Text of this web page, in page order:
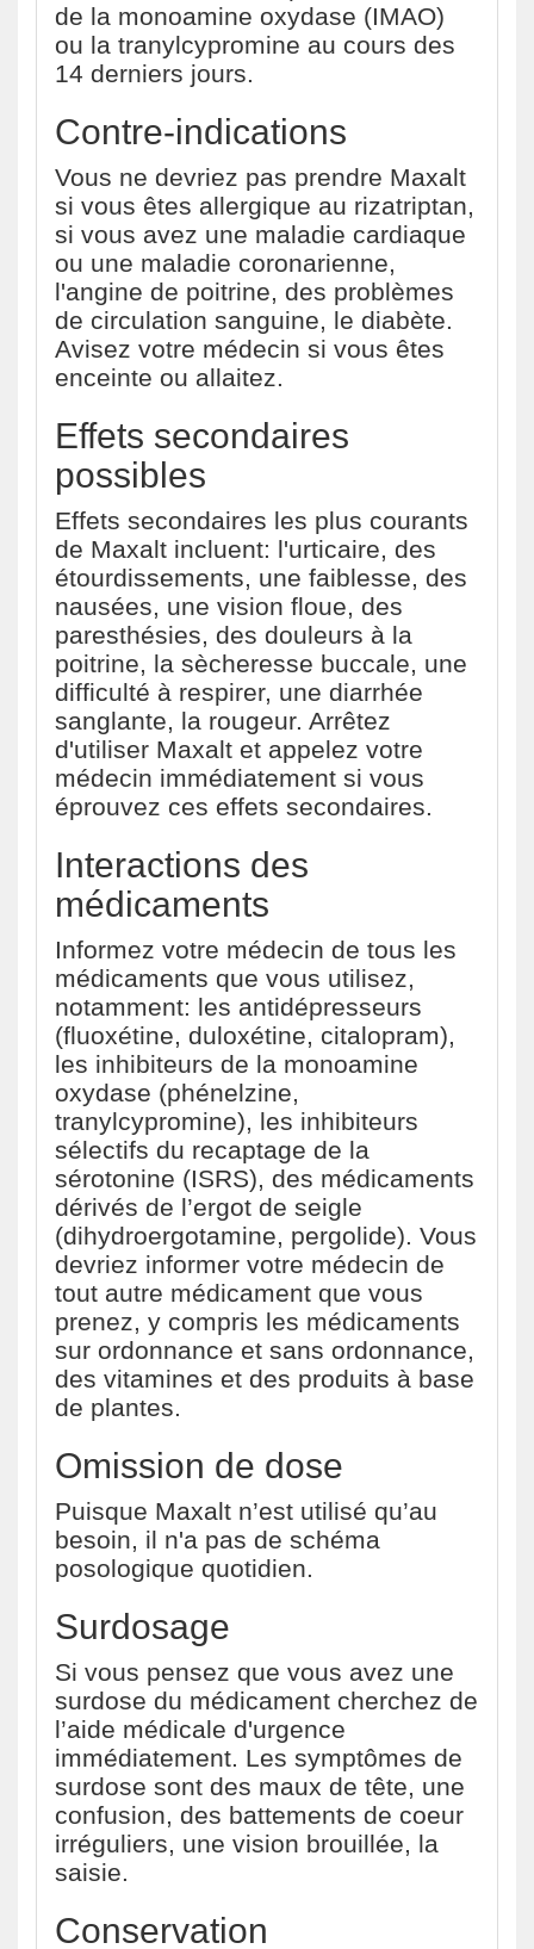
de la monoamine oxydase (IMAO)
ou la tranylcypromine au cours des
14 derniers jours.
Contre-indications
Vous ne devriez pas prendre Maxalt
si vous êtes allergique au rizatriptan,
si vous avez une maladie cardiaque
ou une maladie coronarienne,
l'angine de poitrine, des problèmes
de circulation sanguine, le diabète.
Avisez votre médecin si vous êtes
enceinte ou allaitez.
Effets secondaires
possibles
Effets secondaires les plus courants
de Maxalt incluent: l'urticaire, des
étourdissements, une faiblesse, des
nausées, une vision floue, des
paresthésies, des douleurs à la
poitrine, la sècheresse buccale, une
difficulté à respirer, une diarrhée
sanglante, la rougeur. Arrêtez
d'utiliser Maxalt et appelez votre
médecin immédiatement si vous
éprouvez ces effets secondaires.
Interactions des
médicaments
Informez votre médecin de tous les
médicaments que vous utilisez,
notamment: les antidépresseurs
(fluoxétine, duloxétine, citalopram),
les inhibiteurs de la monoamine
oxydase (phénelzine,
tranylcypromine), les inhibiteurs
sélectifs du recaptage de la
sérotonine (ISRS), des médicaments
dérivés de l’ergot de seigle
(dihydroergotamine, pergolide). Vous
devriez informer votre médecin de
tout autre médicament que vous
prenez, y compris les médicaments
sur ordonnance et sans ordonnance,
des vitamines et des produits à base
de plantes.
Omission de dose
Puisque Maxalt n’est utilisé qu’au
besoin, il n'a pas de schéma
posologique quotidien.
Surdosage
Si vous pensez que vous avez une
surdose du médicament cherchez de
l’aide médicale d'urgence
immédiatement. Les symptômes de
surdose sont des maux de tête, une
confusion, des battements de coeur
irréguliers, une vision brouillée, la
saisie.
Conservation